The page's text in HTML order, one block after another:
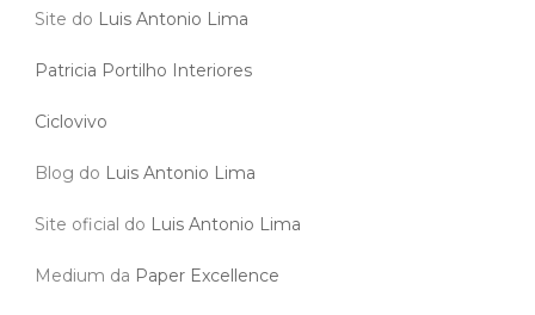
Site do Luis Antonio Lima
Patricia Portilho Interiores
Ciclovivo
Blog do Luis Antonio Lima
Site oficial do Luis Antonio Lima
Medium da Paper Excellence